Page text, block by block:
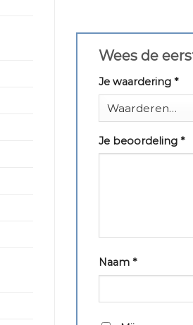
Wees de
Je waardering *
Je beoordeling *
Naam *